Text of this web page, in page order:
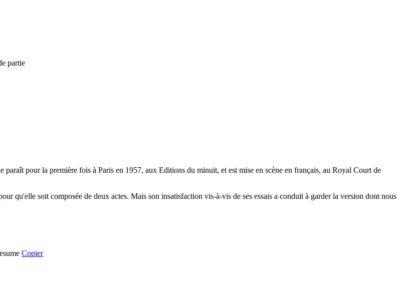
partie
pour la première fois à Paris en 1957, aux Editions du minuit, et est mise en scène en français, au Royal Court de
qu'elle soit composée de deux actes. Mais son insatisfaction vis-à-vis de ses essais a conduit à garder la version dont nous
Copier